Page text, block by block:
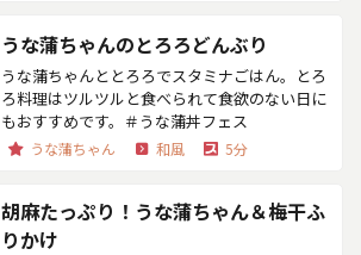
うな蒲ちゃんのとろろどんぶり
うな蒲ちゃんととろろでスタミナごはん。とろ
ろ料理はツルツルと食べられて食欲のない日に
もおすすめです。＃うな蒲丼フェス
うな蒲ちゃん 和風 5分
胡麻たっぷり！うな蒲ちゃん＆梅干ふ
りかけ